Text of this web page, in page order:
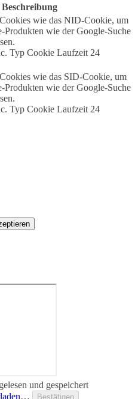
Beschreibung
wie das NID-Cookie, um
Produkten wie der Google-Suche
Typ Cookie Laufzeit 24
wie das SID-Cookie, um
Produkten wie der Google-Suche
Typ Cookie Laufzeit 24
und gespeichert
Bestätigen